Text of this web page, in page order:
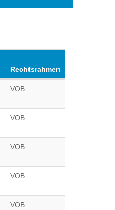
Rechtsrahmen
VOB
VOB
VOB
VOB
VOB